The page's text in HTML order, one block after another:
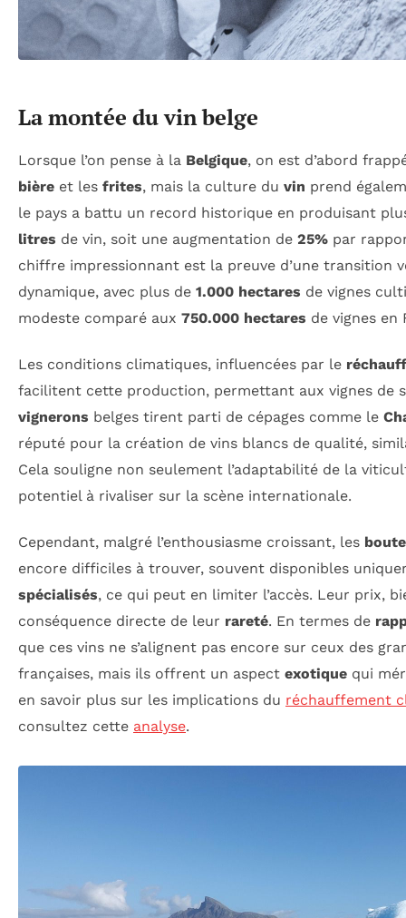
La montée du vin belge
Lorsque l’on pense à la Belgique, on est d’abord
bière et les frites, mais la culture du vin prend
le pays a battu un record historique en produisant
litres de vin, soit une augmentation de 25% par
chiffre impressionnant est la preuve d’une transition
dynamique, avec plus de 1.000 hectares de vignes
modeste comparé aux 750.000 hectares de vignes en
Les conditions climatiques, influencées par le
facilitent cette production, permettant aux vignes de
vignerons belges tirent parti de cépages comme le
réputé pour la création de vins blancs de qualité,
Cela souligne non seulement l’adaptabilité de la
potentiel à rivaliser sur la scène internationale.
Cependant, malgré l’enthousiasme croissant, les
encore difficiles à trouver, souvent disponibles
spécialisés, ce qui peut en limiter l’accès. Leur prix,
conséquence directe de leur rareté. En termes de
que ces vins ne s’alignent pas encore sur ceux des
françaises, mais ils offrent un aspect exotique qui
en savoir plus sur les implications du réchauffement
consultez cette analyse.